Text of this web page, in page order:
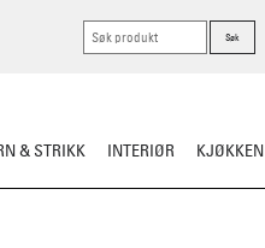
& STRIKK INTERIØR KJØKKEN